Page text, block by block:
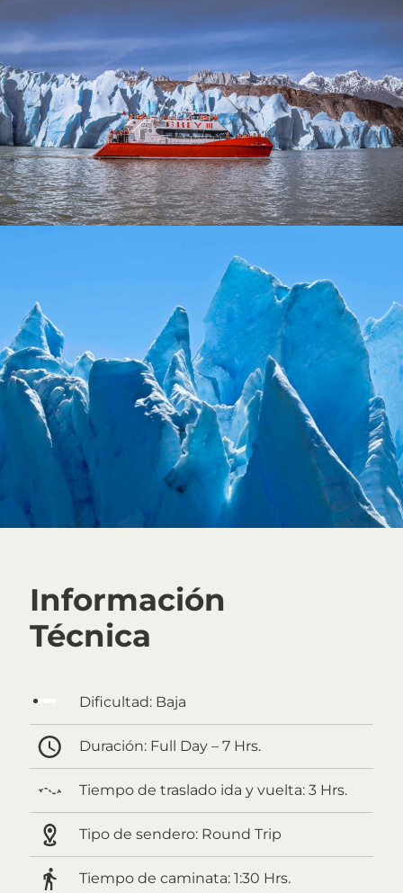
Información
Técnica
Dificultad: Baja
Duración: Full Day – 7 Hrs.
Tiempo de traslado ida y vuelta: 3 Hrs.
Tipo de sendero: Round Trip
Tiempo de caminata: 1:30 Hrs.